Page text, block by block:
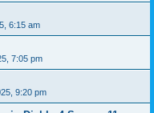
6:15 am
7:05 pm
9:20 pm